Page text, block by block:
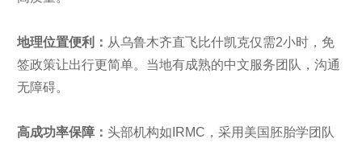
地理位置便利： 从乌鲁木齐直飞比什凯克仅需2小时，免
签政策让出行更简单。当地有成熟的中文服务团队，沟通
无障碍。
高成功率保障： 头部机构如IRMC，采用美国胚胎学团队